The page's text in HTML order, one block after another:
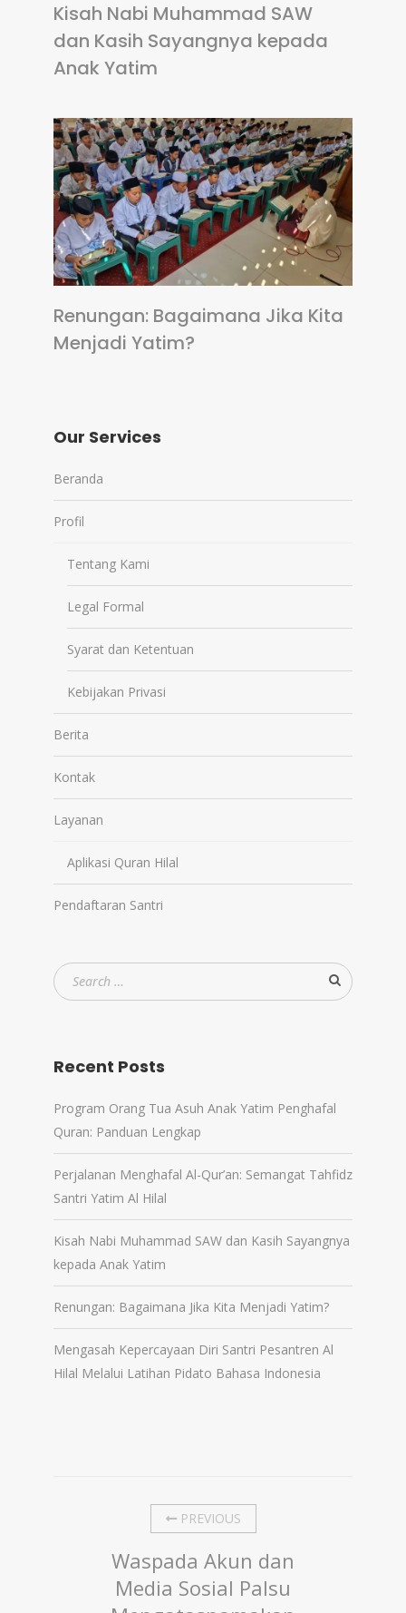
Kisah Nabi Muhammad SAW
dan Kasih Sayangnya kepada
Anak Yatim
Renungan: Bagaimana Jika Kita
Menjadi Yatim?
Our Services
Beranda
Profil
Tentang Kami
Legal Formal
Syarat dan Ketentuan
Kebijakan Privasi
Berita
Kontak
Layanan
Aplikasi Quran Hilal
Pendaftaran Santri
Recent Posts
Program Orang Tua Asuh Anak Yatim Penghafal
Quran: Panduan Lengkap
Perjalanan Menghafal Al-Qur’an: Semangat Tahfidz
Santri Yatim Al Hilal
Kisah Nabi Muhammad SAW dan Kasih Sayangnya
kepada Anak Yatim
Renungan: Bagaimana Jika Kita Menjadi Yatim?
Mengasah Kepercayaan Diri Santri Pesantren Al
Hilal Melalui Latihan Pidato Bahasa Indonesia
PREVIOUS
Waspada Akun dan
Media Sosial Palsu